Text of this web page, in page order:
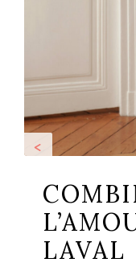
<
LAVAL